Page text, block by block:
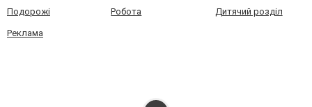
Подорожі Робота Дитячий розділ
Реклама